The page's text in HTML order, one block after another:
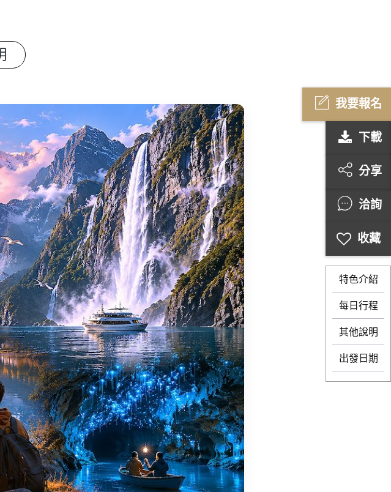
我要報名
下載
分享
洽詢
特色介紹
每日行程
其他說明
出發日期